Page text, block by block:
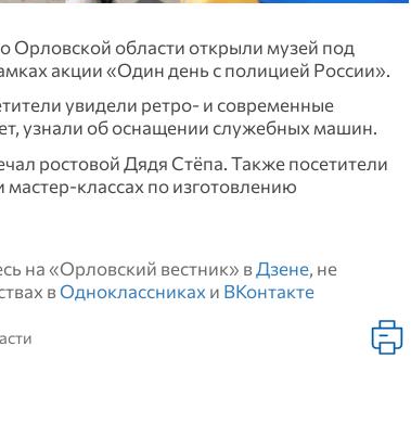
области открыли музей под
акции «Один день с полицией России».
увидели ретро- и современные
узнали об оснащении служебных машин.
ростовой Дядя Стёпа. Также посетители
классах по изготовлению
на «Орловский вестник» вДзене, не
вОдноклассниках и ВКонтакте